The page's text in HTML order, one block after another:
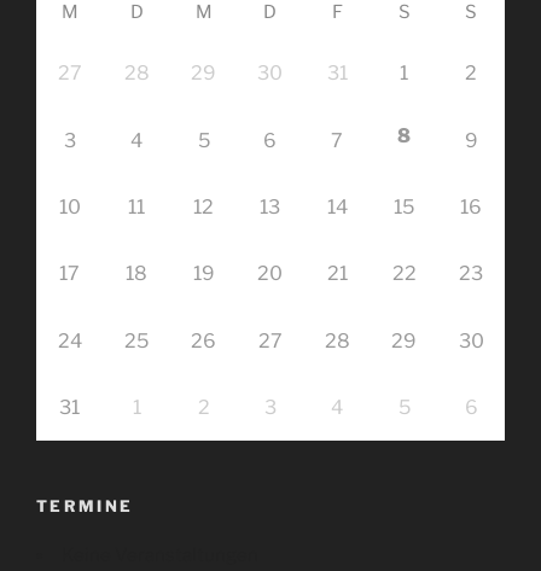
M D M D F S S
27 28 29 30 31 1 2
3 4 5 6 7 8 9
10 11 12 13 14 15 16
17 18 19 20 21 22 23
24 25 26 27 28 29 30
31 1 2 3 4 5 6
TERMINE